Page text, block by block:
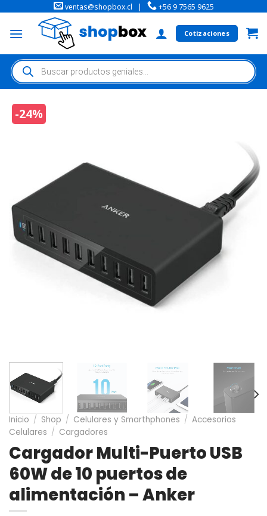
ventas@shopbox.cl | +56 9 7565 9625
Cotizaciones
-24%
Inicio / Shop / Celulares y Smarthphones / Accesorios
Celulares / Cargadores
Cargador Multi-Puerto USB
60W de 10 puertos de
alimentación – Anker